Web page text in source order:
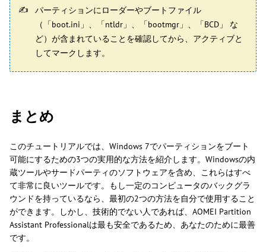
パーティションにローダーやブートファイル
（「boot.ini」、「ntldr」、「bootmgr」、「BCD」 な
ど）が含まれていることを確認してから、アクティブと
してマークします。
まとめ
このチュートリアルでは、Windows 7でパーティションをブート
可能にするための3つの実用的な方法を紹介します。Windowsの内
蔵ツールやサードパーティのソフトウェアを含め、これらはすべ
て非常に良いツールです。もし一定のコンピュータのバックグラ
ウンドを持っているなら、最初の2つの方法を自分で使用すること
ができます。しかし、技術的でない人であれば、AOMEI Partition
Assistant Professionalは最も安全であるため、あなたのために最善
です。